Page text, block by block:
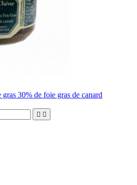
30% de foie gras de canard
 